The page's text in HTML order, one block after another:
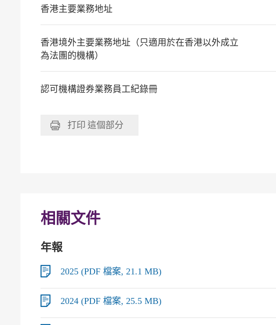
香港主要業務地址
香港境外主要業務地址（只適用於在香港以外成立
為法團的機構）
認可機構證券業務員工紀錄冊
打印 這個部分
相關文件
年報
2025 (PDF 檔案, 21.1 MB)
2024 (PDF 檔案, 25.5 MB)